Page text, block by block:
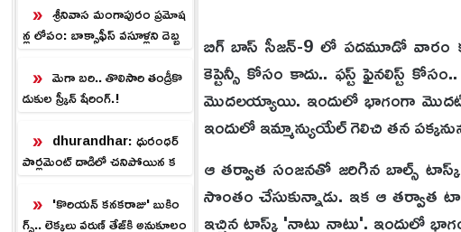
శ్రీనివాస మంగాపురం ప్రమోష
న్ల లోపం: బాక్సాఫీస్ వసూళ్లని దెబ్బ
మెగా బరి.. తొలిసారి తండ్రీకొ
డుకుల స్క్రీన్ షేరింగ్.!
dhurandhar: ధురంధర్
పార్లమెంట్ దాడిలో చనిపోయిన క
సా! 'కొరియన్ కనకరాజు' బుకిం
గ్స్.. లెక్కలు వరుణ్‌ తేజ్‌కి అనుకూలం
బిగ్ బాస్ సీజన్-9 లో‌ పదమూడో వారం
కెప్టెన్సీ కోసం కాదు.. ఫస్ట్ ఫైనలిస్ట్
మొదలయ్యాయి. ఇందులో భాగంగా మొదటి
ఇందులో ఇమ్మాన్యుయేల్ గెలిచి తన
ఆ తర్వాత సంజనతో జరిగిన బాల్స్
సొంతం చేసుకున్నాడు. ఇక ఆ తర్వాత
ఇచ్చిన టాస్క్ 'నాటు నాటు'. ఇందులో